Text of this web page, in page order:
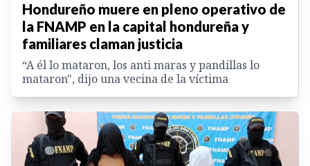
Hondureño muere en pleno operativo de
la FNAMP en la capital hondureña y
familiares claman justicia
“A él lo mataron, los anti maras y pandillas lo
mataron", dijo una vecina de la víctima